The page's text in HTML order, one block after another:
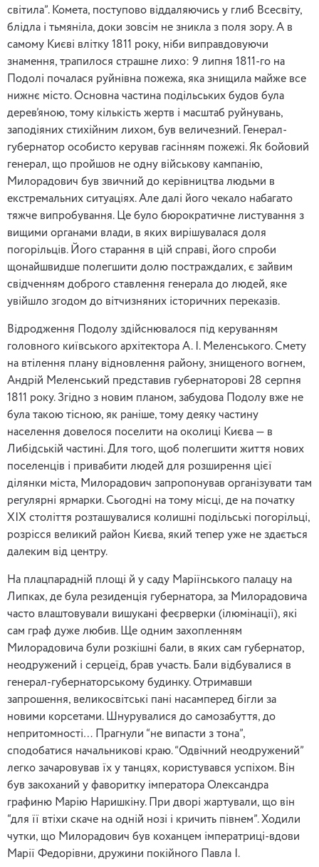
світила”. Комета, поступово віддаляючись у глиб Всесвіту,
блідла і тьмяніла, доки зовсім не зникла з поля зору. А в
самому Києві влітку 1811 року, ніби виправдовуючи
знамення, трапилося страшне лихо: 9 липня 1811-го на
Подолі почалася руйнівна пожежа, яка знищила майже все
нижнє місто. Основна частина подільських будов була
дерев’яною, тому кількість жертв і масштаб руйнувань,
заподіяних стихійним лихом, був величезний. Генерал-
губернатор особисто керував гасінням пожежі. Як бойовий
генерал, що пройшов не одну військову кампанію,
Милорадович був звичний до керівництва людьми в
екстремальних ситуаціях. Але далі його чекало набагато
тяжче випробування. Це було бюрократичне листування з
вищими органами влади, в яких вирішувалася доля
погорільців. Його старання в цій справі, його спроби
щонайшвидше полегшити долю постраждалих, є зайвим
свідченням доброго ставлення генерала до людей, яке
увійшло згодом до вітчизняних історичних переказів.
Відродження Подолу здійснювалося під керуванням
головного київського архітектора А. І. Меленського. Смету
на втілення плану відновлення району, знищеного вогнем,
Андрій Меленський представив губернаторові 28 серпня
1811 року. Згідно з новим планом, забудова Подолу вже не
була такою тісною, як раніше, тому деяку частину
населення довелося поселити на околиці Києва — в
Либідській частині. Для того, щоб полегшити життя нових
поселенців і привабити людей для розширення цієї
ділянки міста, Милорадович запропонував організувати там
регулярні ярмарки. Сьогодні на тому місці, де на початку
ХІХ століття розташувалися колишні подільські погорільці,
розрісся великий район Києва, який тепер уже не здається
далеким від центру.
На плацпарадній площі й у саду Маріїнського палацу на
Липках, де була резиденція губернатора, за Милорадовича
часто влаштовували вишукані феєрверки (ілюмінації), які
сам граф дуже любив. Ще одним захопленням
Милорадовича були розкішні бали, в яких сам губернатор,
неодружений і серцеїд, брав участь. Бали відбувалися в
генерал-губернаторському будинку. Отримавши
запрошення, великосвітські пані насамперед бігли за
новими корсетами. Шнурувалися до самозабуття, до
непритомності… Прагнули “не випасти з тона”,
сподобатися начальникові краю. “Одвічний неодружений”
легко зачаровував їх у танцях, користувався успіхом. Він
був закоханий у фаворитку імператора Олександра
графиню Марію Наришкіну. При дворі жартували, що він
“для її втіхи скаче на одній нозі і кричить півнем”. Ходили
чутки, що Милорадович був коханцем імператриці-вдови
Марії Федорівни, дружини покійного Павла I.